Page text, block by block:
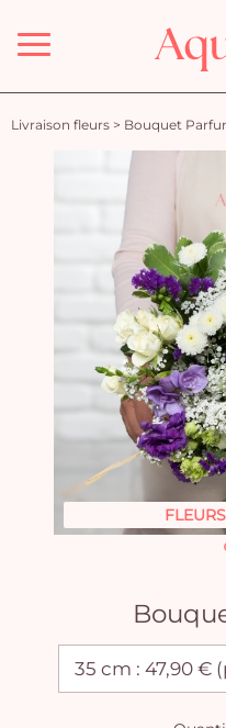
Menu
Livraison fleurs > Bouquet